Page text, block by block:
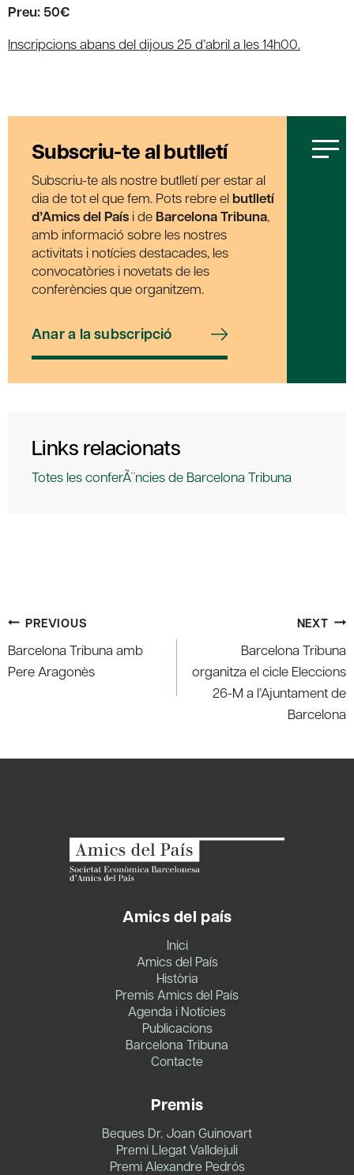
Preu: 50€
Inscripcions abans del dijous 25 d’abril a les 14h00.
Subscriu-te al butlletí
Subscriu-te als nostre butlletí per estar al
dia de tot el que fem. Pots rebre el butlletí
d’Amics del País i de Barcelona Tribuna,
amb informació sobre les nostres
activitats i notícies destacades, les
convocatòries i novetats de les
conferències que organitzem.
Anar a la subscripció
Links relacionats
Totes les conferÃ¨ncies de Barcelona Tribuna
Post
navigation
PREVIOUS
Barcelona Tribuna amb
Pere Aragonès
NEXT
Barcelona Tribuna
organitza el cicle Eleccions
26-M a l’Ajuntament de
Barcelona
Amics del país
Inici
Amics del País
Història
Premis Amics del País
Agenda i Notícies
Publicacions
Barcelona Tribuna
Contacte
Premis
Beques Dr. Joan Guinovart
Premi Llegat Valldejuli
Premi Alexandre Pedrós